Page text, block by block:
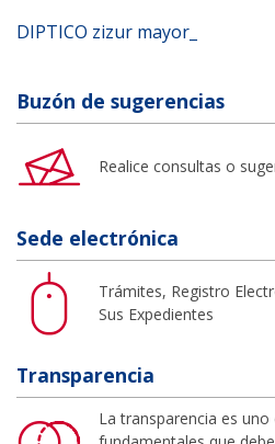
DIPTICO zizur mayor_
Buzón de sugerencias
Realice consultas o
Sede electrónica
Trámites, Registro
Sus Expedientes
Transparencia
La transparencia es